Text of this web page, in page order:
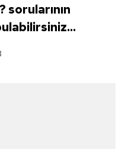
sorularının